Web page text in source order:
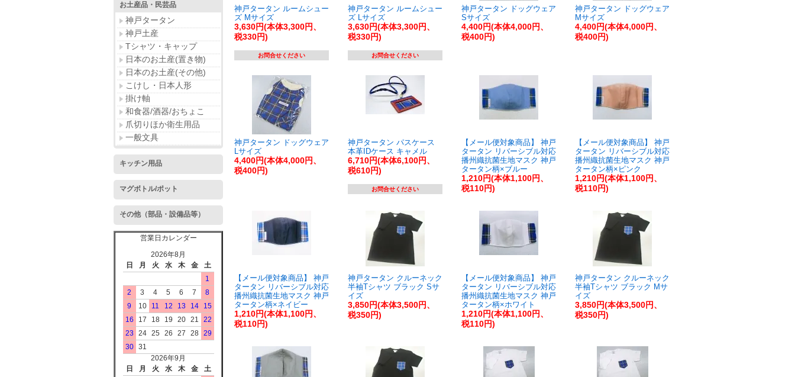
お土産品・民芸品
神戸タータン
神戸土産
Tシャツ・キャップ
日本のお土産(置き物)
日本のお土産(その他)
こけし・日本人形
掛け軸
和食器/酒器/おちょこ
爪切りほか衛生用品
一般文具
キッチン用品
マグボトル/ポット
その他（部品・設備品等）
営業日カレンダー
2026年8月
日
月 火 水 木 金
土
1
2
3 4 5 6 7
8
9
10 11 12 13 14
15
16
17 18 19 20 21
22
23
24 25 26 27 28
29
30
31
2026年9月
日
月 火 水 木 金
土
神戸タータン ルームシュー
ズ Mサイズ
3,630円(本体3,300円、
税330円)
お問合せください
神戸タータン ルームシュー
ズ Lサイズ
3,630円(本体3,300円、
税330円)
お問合せください
神戸タータン ドッグウェア
Sサイズ
4,400円(本体4,000円、
税400円)
神戸タータン ドッグウェア
Mサイズ
4,400円(本体4,000円、
税400円)
神戸タータン ドッグウェア
Lサイズ
4,400円(本体4,000円、
税400円)
神戸タータン パスケース
本革IDケース キャメル
6,710円(本体6,100円、
税610円)
お問合せください
【メール便対象商品】 神戸
タータン リバーシブル対応
播州織抗菌生地マスク 神戸
タータン柄×ブルー
1,210円(本体1,100円、
税110円)
【メール便対象商品】 神戸
タータン リバーシブル対応
播州織抗菌生地マスク 神戸
タータン柄×ピンク
1,210円(本体1,100円、
税110円)
【メール便対象商品】 神戸
タータン リバーシブル対応
播州織抗菌生地マスク 神戸
タータン柄×ネイビー
1,210円(本体1,100円、
税110円)
神戸タータン クルーネック
半袖Tシャツ ブラック Sサ
イズ
3,850円(本体3,500円、
税350円)
【メール便対象商品】 神戸
タータン リバーシブル対応
播州織抗菌生地マスク 神戸
タータン柄×ホワイト
1,210円(本体1,100円、
税110円)
神戸タータン クルーネック
半袖Tシャツ ブラック Mサ
イズ
3,850円(本体3,500円、
税350円)